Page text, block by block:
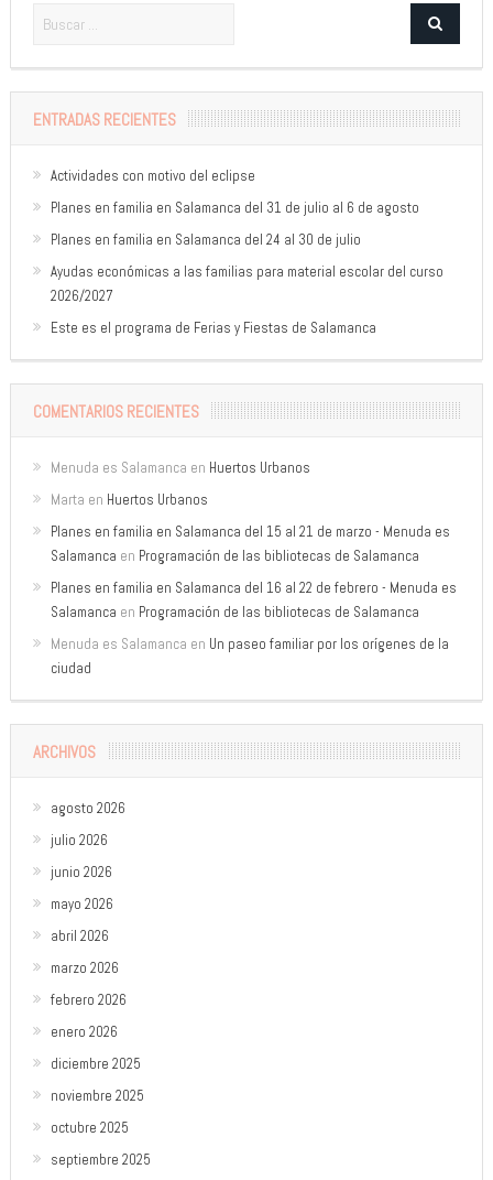
ENTRADAS RECIENTES
Actividades con motivo del eclipse
Planes en familia en Salamanca del 31 de julio al 6 de agosto
Planes en familia en Salamanca del 24 al 30 de julio
Ayudas económicas a las familias para material escolar del curso
2026/2027
Este es el programa de Ferias y Fiestas de Salamanca
COMENTARIOS RECIENTES
Menuda es Salamanca en Huertos Urbanos
Marta en Huertos Urbanos
Planes en familia en Salamanca del 15 al 21 de marzo - Menuda es
Salamanca en Programación de las bibliotecas de Salamanca
Planes en familia en Salamanca del 16 al 22 de febrero - Menuda es
Salamanca en Programación de las bibliotecas de Salamanca
Menuda es Salamanca en Un paseo familiar por los orígenes de la
ciudad
ARCHIVOS
agosto 2026
julio 2026
junio 2026
mayo 2026
abril 2026
marzo 2026
febrero 2026
enero 2026
diciembre 2025
noviembre 2025
octubre 2025
septiembre 2025